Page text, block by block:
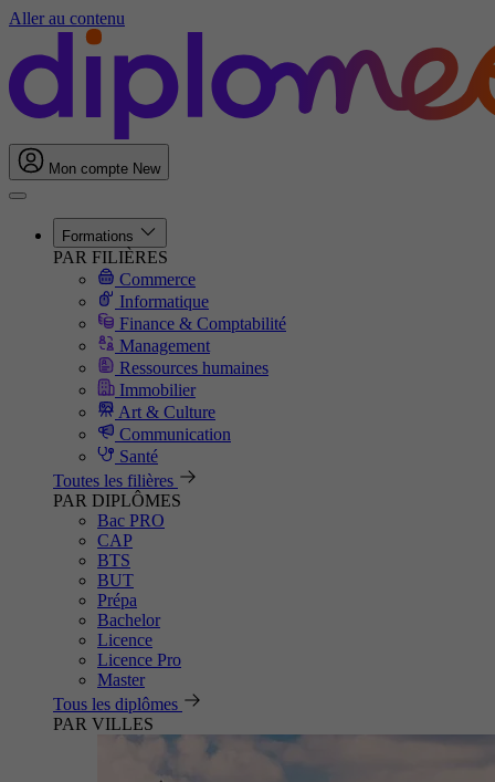
Aller au contenu
Mon compte New
Formations
PAR FILIÈRES
Commerce
Informatique
Finance & Comptabilité
Management
Ressources humaines
Immobilier
Art & Culture
Communication
Santé
Toutes les filières
PAR DIPLÔMES
Bac PRO
CAP
BTS
BUT
Prépa
Bachelor
Licence
Licence Pro
Master
Tous les diplômes
PAR VILLES